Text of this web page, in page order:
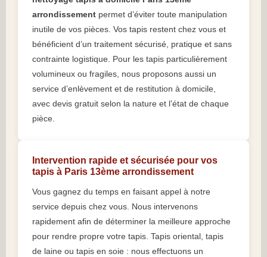
arrondissement permet d’éviter toute manipulation
inutile de vos pièces. Vos tapis restent chez vous et
bénéficient d’un traitement sécurisé, pratique et sans
contrainte logistique. Pour les tapis particulièrement
volumineux ou fragiles, nous proposons aussi un
service d’enlèvement et de restitution à domicile,
avec devis gratuit selon la nature et l’état de chaque
pièce.
Intervention rapide et sécurisée pour vos
tapis à Paris 13ème arrondissement
Vous gagnez du temps en faisant appel à notre
service depuis chez vous. Nous intervenons
rapidement afin de déterminer la meilleure approche
pour rendre propre votre tapis. Tapis oriental, tapis
de laine ou tapis en soie : nous effectuons un